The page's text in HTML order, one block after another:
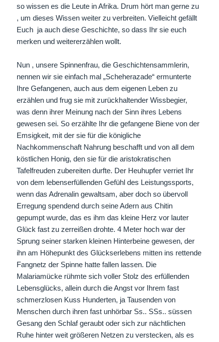
so wissen es die Leute in Afrika. Drum hört man gerne zu
, um dieses Wissen weiter zu verbreiten. Vielleicht gefällt
Euch ja auch diese Geschichte, so dass Ihr sie euch
merken und weitererzählen wollt.
Nun , unsere Spinnenfrau, die Geschichtensammlerin,
nennen wir sie einfach mal „Scheherazade“ ermunterte
Ihre Gefangenen, auch aus dem eigenen Leben zu
erzählen und frug sie mit zurückhaltender Wissbegier,
was denn ihrer Meinung nach der Sinn ihres Lebens
gewesen sei. So erzählte Ihr die gefangene Biene von der
Emsigkeit, mit der sie für die königliche
Nachkommenschaft Nahrung beschafft und von all dem
köstlichen Honig, den sie für die aristokratischen
Tafelfreuden zubereiten durfte. Der Heuhupfer verriet Ihr
von dem lebenserfüllenden Gefühl des Leistungssports,
wenn das Adrenalin gewaltsam, aber doch so übervoll
Erregung spendend durch seine Adern aus Chitin
gepumpt wurde, das es ihm das kleine Herz vor lauter
Glück fast zu zerreißen drohte. 4 Meter hoch war der
Sprung seiner starken kleinen Hinterbeine gewesen, der
ihn am Höhepunkt des Glückserlebens mitten ins rettende
Fangnetz der Spinne hatte fallen lassen. Die
Malariamücke rühmte sich voller Stolz des erfüllenden
Lebensglücks, allein durch die Angst vor Ihrem fast
schmerzlosen Kuss Hunderten, ja Tausenden von
Menschen durch ihren fast unhörbar Ss.. SSs.. süssen
Gesang den Schlaf geraubt oder sich zur nächtlichen
Ruhe hinter weit größeren Netzen zu verstecken, als es